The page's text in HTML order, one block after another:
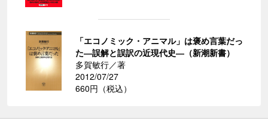
「エコノミック・アニマル」は褒め言葉だっ
た―誤解と誤訳の近現代史―（新潮新書）
多賀敏行／著
2012/07/27
660円（税込）